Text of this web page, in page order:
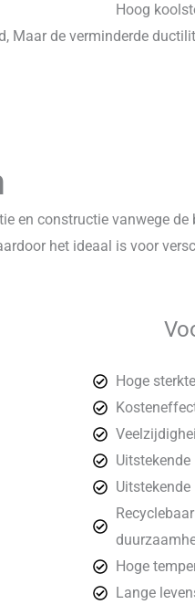
Hoog
Maar de verminderde
en constructie vanwege
het ideaal is voor
Hoge
Hoge
Lange